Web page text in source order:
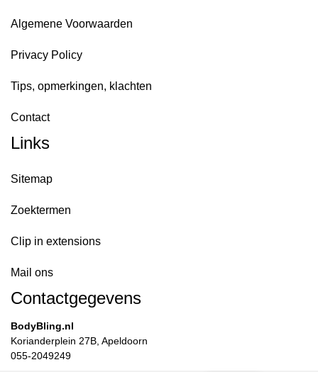
Algemene Voorwaarden
Privacy Policy
Tips, opmerkingen, klachten
Contact
Links
Sitemap
Zoektermen
Clip in extensions
Mail ons
Contactgegevens
BodyBling.nl
Korianderplein 27B, Apeldoorn
055-2049249